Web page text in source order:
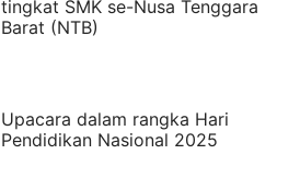
tingkat SMK se-Nusa Tenggara
Barat (NTB)
Upacara dalam rangka Hari
Pendidikan Nasional 2025